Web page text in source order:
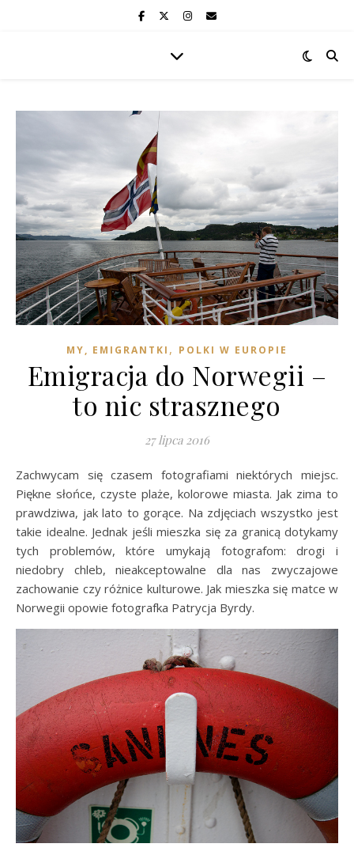
MY, EMIGRANTKI , POLKI W EUROPIE
Emigracja do Norwegii –
to nic strasznego
27 lipca 2016
Zachwycam się czasem fotografiami niektórych miejsc.
Piękne słońce, czyste plaże, kolorowe miasta. Jak zima to
prawdziwa, jak lato to gorące. Na zdjęciach wszystko jest
takie idealne. Jednak jeśli mieszka się za granicą dotykamy
tych problemów, które umykają fotografom: drogi i
niedobry chleb, nieakceptowalne dla nas zwyczajowe
zachowanie czy różnice kulturowe. Jak mieszka się matce w
Norwegii opowie fotografka Patrycja Byrdy.